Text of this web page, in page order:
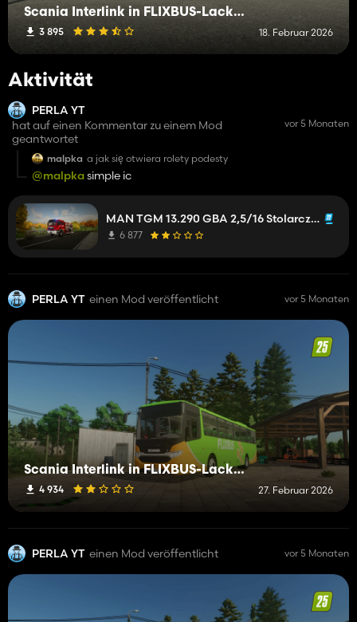
Scania Interlink in FLIXBUS-Lackierung
3 895 18. Februar 2026
Aktivität
PERLA YT
hat auf einen Kommentar zu einem Mod
geantwortet
vor 5 Monaten
malpka a jak się otwiera rolety podesty
@malpkasimple ic
MAN TGM 13.290 GBA 2,5/16 Stolarczyk OSP Nowe
6 877
PERLA YT einen Mod veröffentlicht vor 5 Monaten
Scania Interlink in FLIXBUS-Lackierung
4 934 27. Februar 2026
PERLA YT einen Mod veröffentlicht vor 5 Monaten